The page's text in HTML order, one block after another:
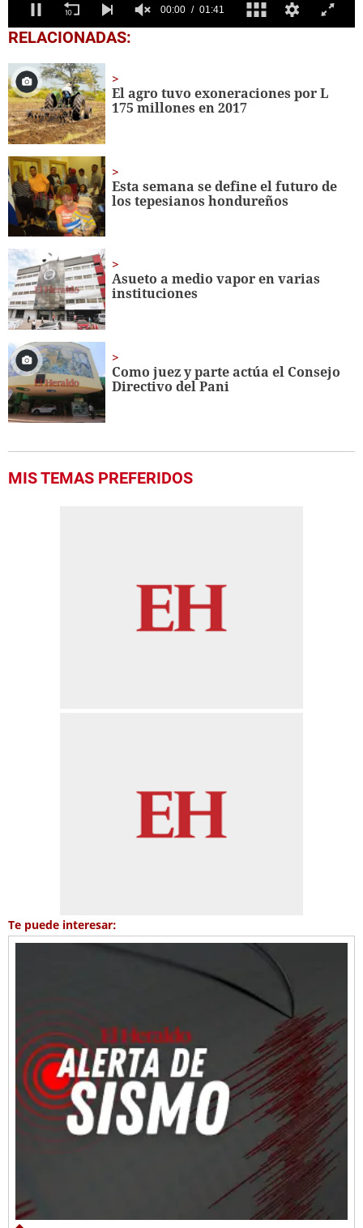
0
seconds
1
minute,
41
seconds
RELACIONADAS:
El agro tuvo exoneraciones por L
175 millones en 2017
Esta semana se define el futuro de
los tepesianos hondureños
Asueto a medio vapor en varias
instituciones
Como juez y parte actúa el Consejo
Directivo del Pani
MIS TEMAS PREFERIDOS
Te puede interesar: